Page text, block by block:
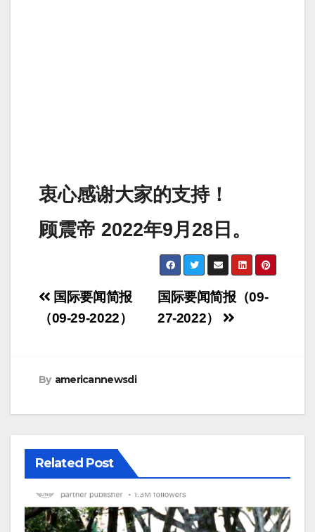
衷心感谢大家的支持！
顾震帝 2022年9月28日。
Post
navigation
国际要闻简报（09-
27-2022）
国际要闻简报
（09-29-2022）
By americannewsdi
Related Post